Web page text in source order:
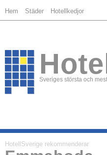
Hem Städer Hotellkedjor
Sveriges största och
HotellSverige rekommenderar